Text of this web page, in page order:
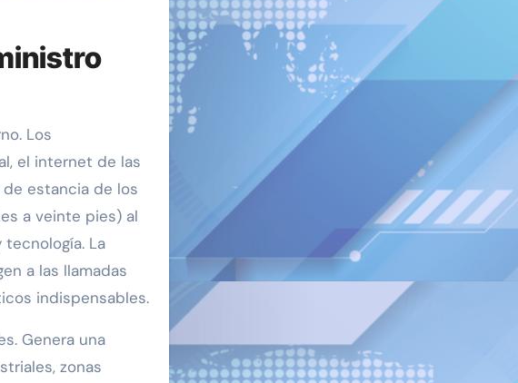
Los
el internet de las
estancia de los
a veinte pies) al
La
a las llamadas
indispensables.
Genera una
zonas